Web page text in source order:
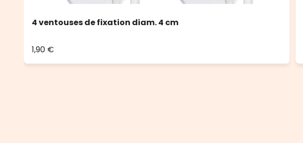
4 ventouses de fixation diam. 4 cm
1,90 €